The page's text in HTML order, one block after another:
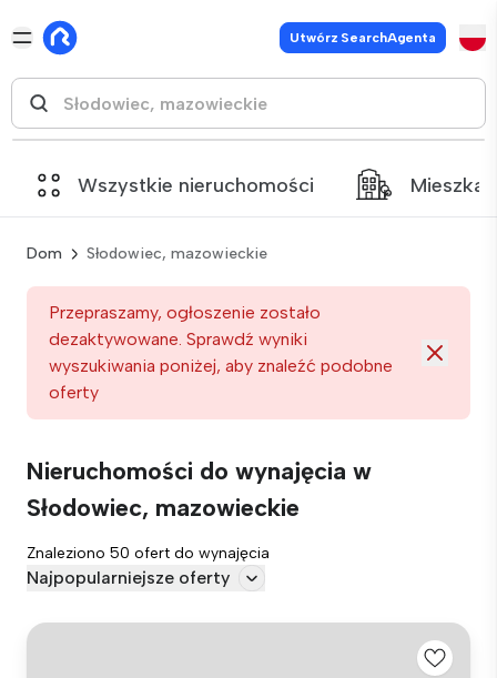
Utwórz SearchAgenta
Wszystkie nieruchomości
Dom Słodowiec, mazowieckie
Przepraszamy, ogłoszenie zostało
dezaktywowane. Sprawdź wyniki
wyszukiwania poniżej, aby znaleźć podobne
oferty
Nieruchomości do wynajęcia w
Słodowiec, mazowieckie
Znaleziono 50 ofert do wynajęcia
Najpopularniejsze oferty